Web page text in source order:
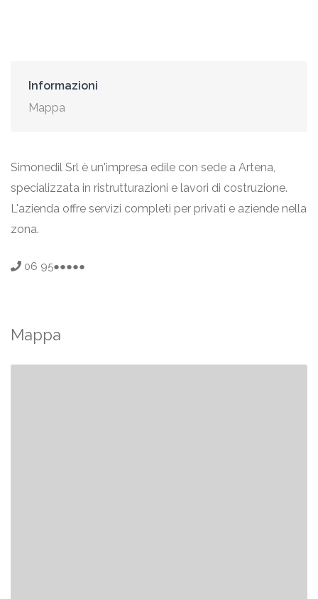
Informazioni
Mappa
Simonedil Srl è un'impresa edile con sede a Artena,
specializzata in ristrutturazioni e lavori di costruzione.
L'azienda offre servizi completi per privati e aziende nella
zona.
06 95●●●●●
Mappa